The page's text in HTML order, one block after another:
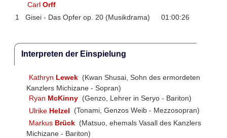
CarlOrff
1
Gisei - Das Opfer op. 20 (Musikdrama) 01:00:26
Interpreten der Einspielung
Kathryn Lewek (Kwan Shusai, Sohn des ermordeten
Kanzlers Michizane - Sopran)
Ryan McKinny (Genzo, Lehrer in Seryo - Bariton)
Ulrike Helzel
(Tonami, Genzos Weib - Mezzosopran)
Markus Brück (Matsuo, ehemals Vasall des Kanzlers
Michizane - Bariton)